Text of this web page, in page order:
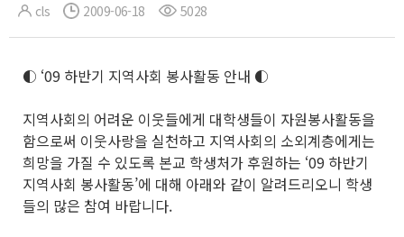
cls 2009-06-18 5028
◐ ‘09 하반기 지역사회 봉사활동 안내 ◐
지역사회의 어려운 이웃들에게 대학생들이 자원봉사활동을
함으로써 이웃사랑을 실천하고 지역사회의 소외계층에게는
희망을 가질 수 있도록 본교 학생처가 후원하는 ‘09 하반기
지역사회 봉사활동’에 대해 아래와 같이 알려드리오니 학생
들의 많은 참여 바랍니다.